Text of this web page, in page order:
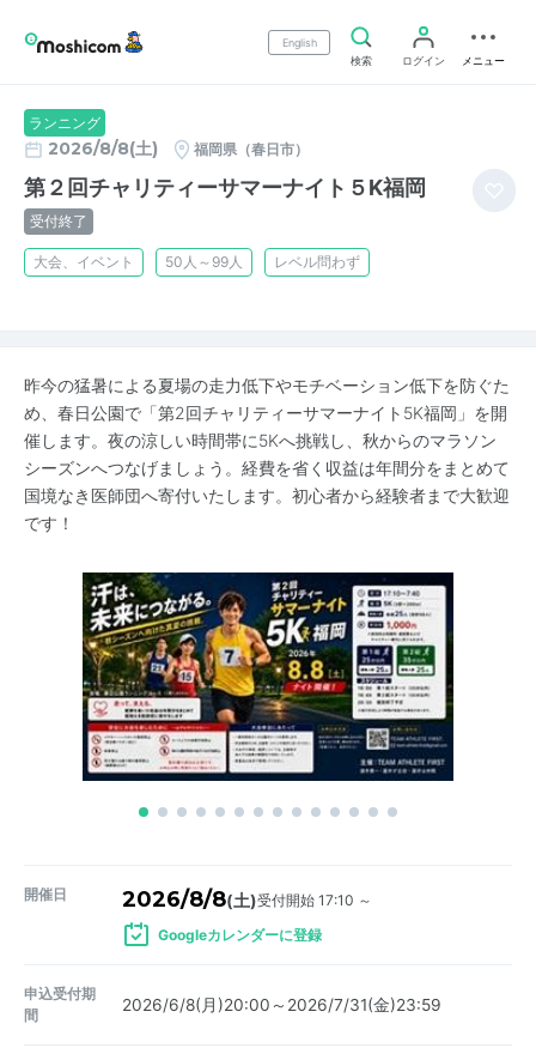
English
検索
ログイン メニュー
ランニング
2026/8/8(土) 福岡県（春日市）
第２回チャリティーサマーナイト５K福岡
受付終了
大会、イベント 50人～99人 レベル問わず
昨今の猛暑による夏場の走力低下やモチベーション低下を防ぐた
め、春日公園で「第2回チャリティーサマーナイト5K福岡」を開
催します。夜の涼しい時間帯に5Kへ挑戦し、秋からのマラソン
シーズンへつなげましょう。経費を省く収益は年間分をまとめて
国境なき医師団へ寄付いたします。初心者から経験者まで大歓迎
です！
開催日 2026/8/8(土)受付開始 17:10 ～
Googleカレンダーに登録
申込受付期
間
2026/6/8(月)20:00～2026/7/31(金)23:59